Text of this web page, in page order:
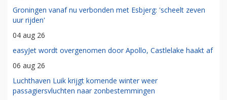
Groningen vanaf nu verbonden met Esbjerg: 'scheelt zeven
uur rijden'
04 aug 26
easyJet wordt overgenomen door Apollo, Castlelake haakt af
06 aug 26
Luchthaven Luik krijgt komende winter weer
passagiersvluchten naar zonbestemmingen